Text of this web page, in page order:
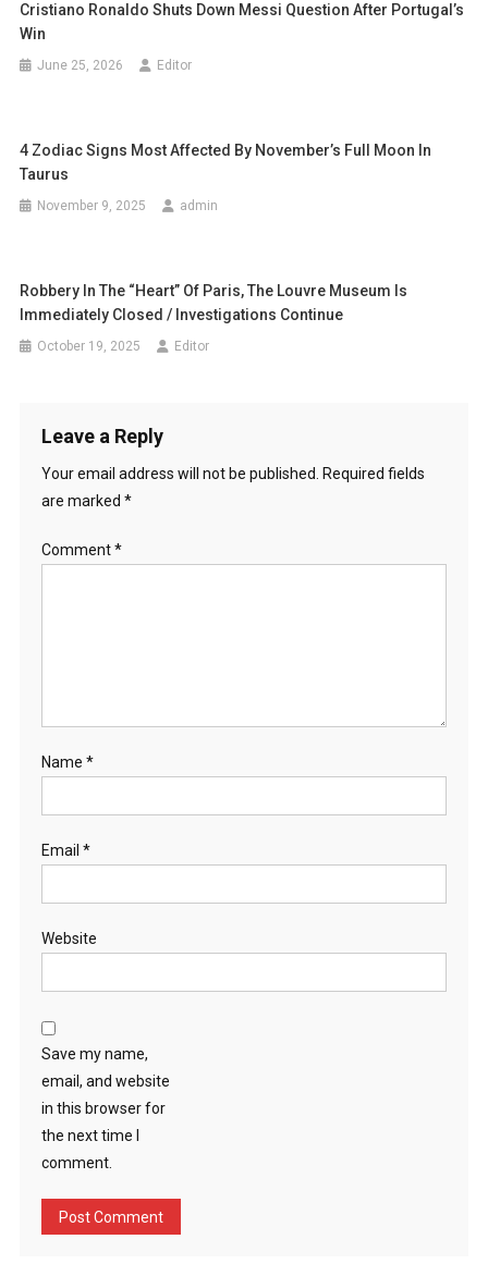
Cristiano Ronaldo Shuts Down Messi Question After Portugal’s
Win
June 25, 2026 Editor
4 Zodiac Signs Most Affected By November’s Full Moon In
Taurus
November 9, 2025 admin
Robbery In The “Heart” Of Paris, The Louvre Museum Is
Immediately Closed / Investigations Continue
October 19, 2025 Editor
Leave a Reply
Your email address will not be published.
Required fields
are marked *
Comment*
Name *
Email *
Website
Save my name,
email, and website
in this browser for
the next time I
comment.